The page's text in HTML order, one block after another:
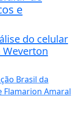
e
do celular